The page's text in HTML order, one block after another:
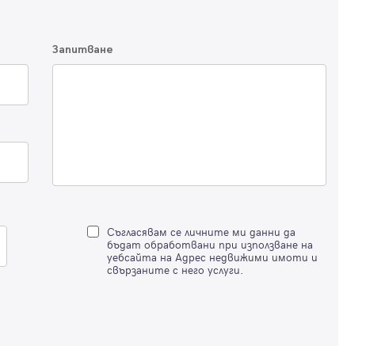
Запитване
Съгласявам се личните ми данни да
бъдат обработвани при използване на
уебсайта на Адрес недвижими имоти и
свързаните с него услуги.